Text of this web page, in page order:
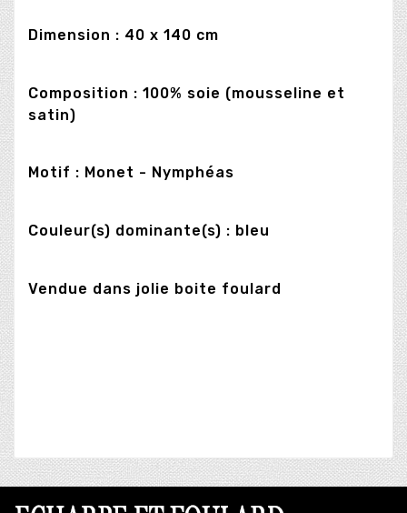
Dimension : 40 x 140 cm
Composition : 100% soie (mousseline et
satin)
Motif : Monet - Nymphéas
Couleur(s) dominante(s) : bleu
Vendue dans jolie boite foulard